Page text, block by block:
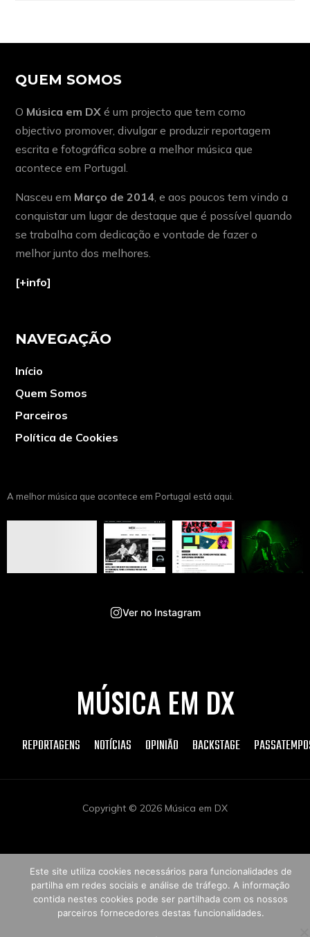
QUEM SOMOS
O Música em DX é um projecto que tem como
objectivo promover, divulgar e produzir reportagem
escrita e fotográfica sobre a melhor música que
acontece em Portugal.
Nasceu em Março de 2014, e aos poucos tem vindo a
conquistar um lugar de destaque que é possível quando
se trabalha com dedicação e vontade de fazer o
melhor junto dos melhores.
[+info]
NAVEGAÇÃO
Início
Quem Somos
Parceiros
Política de Cookies
A melhor música que acontece em Portugal está aqui.
Ver no Instagram
MÚSICA EM DX
REPORTAGENS NOTÍCIAS OPINIÃO BACKSTAGE
Copyright © 2026 Música em DX
Este site utiliza cookies necessários para funcionalidades de
partilha em redes sociais e análise de tráfego. A informação
contida nestes cookies pode ser partilhada com os nossos
parceiros fornecedores destas funcionalidades.